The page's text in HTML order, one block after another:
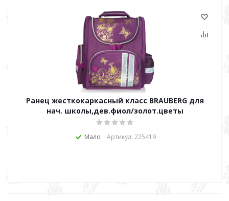
Ранец жесткокаркасный класс BRAUBERG для
нач. школы,дев.фиол/золот.цветы
Мало Артикул: 225419